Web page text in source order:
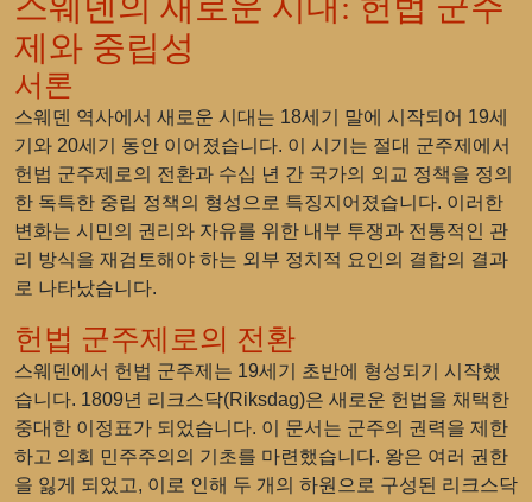
제와 중립성
서론
스웨덴 역사에서 새로운 시대는 18세기 말에 시작되어 19세
기와 20세기 동안 이어졌습니다. 이 시기는 절대 군주제에서
헌법 군주제로의 전환과 수십 년 간 국가의 외교 정책을 정의
한 독특한 중립 정책의 형성으로 특징지어졌습니다. 이러한
변화는 시민의 권리와 자유를 위한 내부 투쟁과 전통적인 관
리 방식을 재검토해야 하는 외부 정치적 요인의 결합의 결과
로 나타났습니다.
헌법 군주제로의 전환
스웨덴에서 헌법 군주제는 19세기 초반에 형성되기 시작했
습니다. 1809년 리크스닥(Riksdag)은 새로운 헌법을 채택한
중대한 이정표가 되었습니다. 이 문서는 군주의 권력을 제한
하고 의회 민주주의의 기초를 마련했습니다. 왕은 여러 권한
을 잃게 되었고, 이로 인해 두 개의 하원으로 구성된 리크스닥